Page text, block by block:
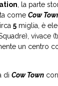
, la parte
come Cow
5 miglia, è
vivace
un centro
di Cow Town